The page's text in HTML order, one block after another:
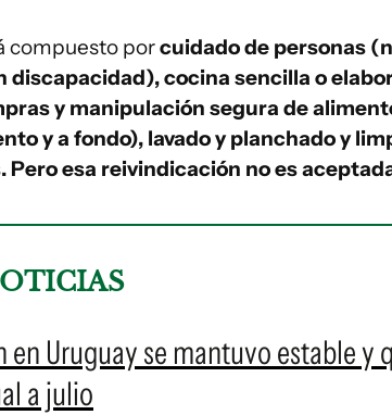
compuesto porcuidado de personas
discapacidad), cocina sencilla o
y manipulación segura de
y a fondo), lavado y planchado y
Pero esa reivindicación no es
en Uruguay se mantuvo estable y
a julio